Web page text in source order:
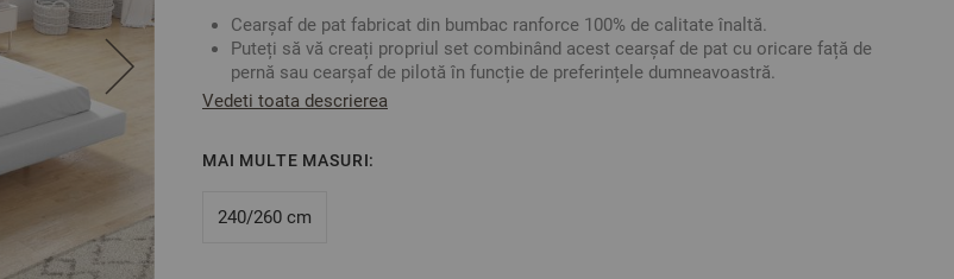
Cearșaf de pat fabricat din bumbac ranforce 100% de calitate înaltă.
Puteți să vă creați propriul set combinând acest cearșaf de pat cu oricare față de
pernă sau cearșaf de pilotă în funcție de preferințele dumneavoastră.
Fabricat în Bulgaria
Mărime: 150/260 cm
Vedeti toata descrierea
MAI MULTE MASURI:
240/260 cm